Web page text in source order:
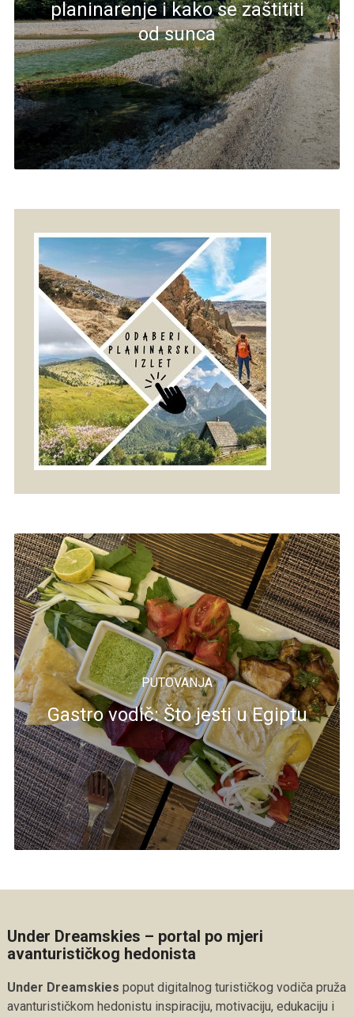
planinarenje i kako se zaštititi
od sunca
PUTOVANJA
Gastro vodič: Što jesti u Egiptu
Under Dreamskies – portal po mjeri
avanturističkog hedonista
Under Dreamskies poput digitalnog turističkog vodiča pruža
avanturističkom hedonistu inspiraciju, motivaciju, edukaciju i